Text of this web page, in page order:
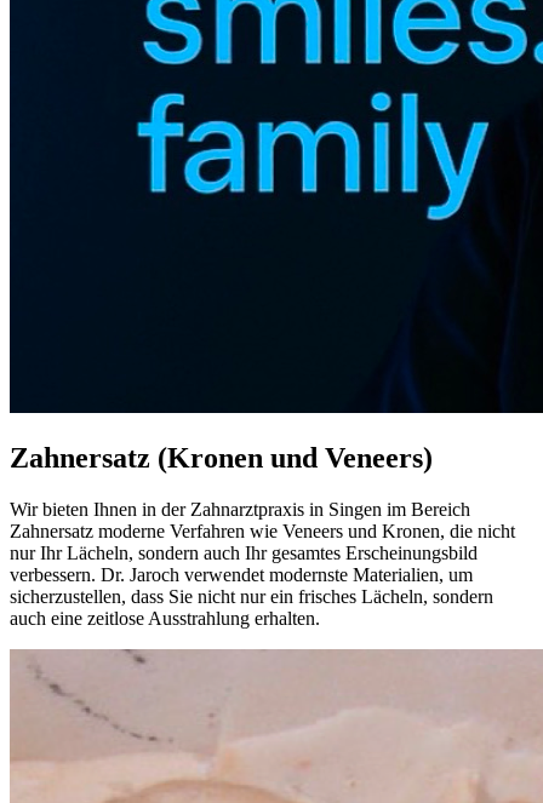
Zahnersatz (Kronen und Veneers)
Wir bieten Ihnen in der Zahnarztpraxis in Singen im Bereich
Zahnersatz moderne Verfahren wie Veneers und Kronen, die nicht
nur Ihr Lächeln, sondern auch Ihr gesamtes Erscheinungsbild
verbessern. Dr. Jaroch verwendet modernste Materialien, um
sicherzustellen, dass Sie nicht nur ein frisches Lächeln, sondern
auch eine zeitlose Ausstrahlung erhalten.